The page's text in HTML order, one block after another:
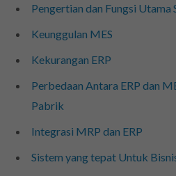
Pengertian dan Fungsi Utama
Keunggulan MES
Kekurangan ERP
Perbedaan Antara ERP dan
Pabrik
Integrasi MRP dan ERP
Sistem yang tepat Untuk